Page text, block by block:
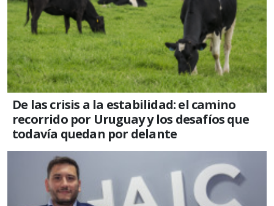
De las crisis a la estabilidad: el camino
recorrido por Uruguay y los desafíos que
todavía quedan por delante